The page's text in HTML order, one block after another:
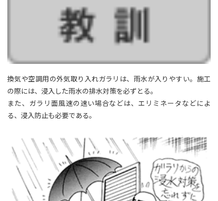
換気や空調用の外気取り入れガラリは、雨水が入りやすい。施工
の際には、浸入した雨水の排水対策を必ずとる。
また、ガラリ面風速の速い場合などは、エリミネータなどによ
る、浸入防止も必要である。